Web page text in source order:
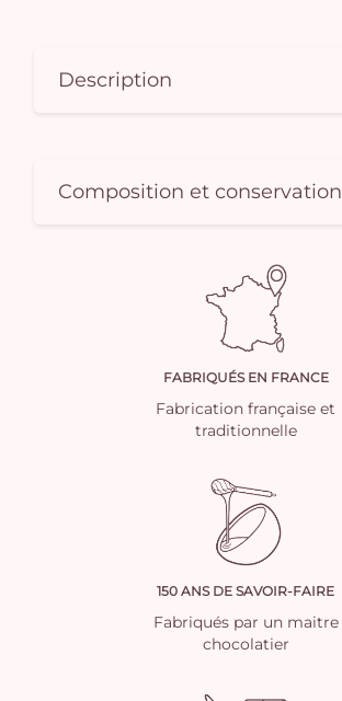
Description
Composition et conservation
FABRIQUÉS EN FRANCE
Fabrication française et
traditionnelle
150 ANS DE SAVOIR-FAIRE
Fabriqués par un maitre
chocolatier